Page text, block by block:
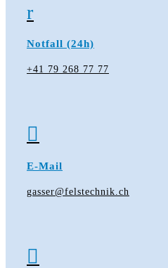
r
Notfall (24h)
+41 79 268 77 77

E-Mail
gasser@felstechnik.ch
